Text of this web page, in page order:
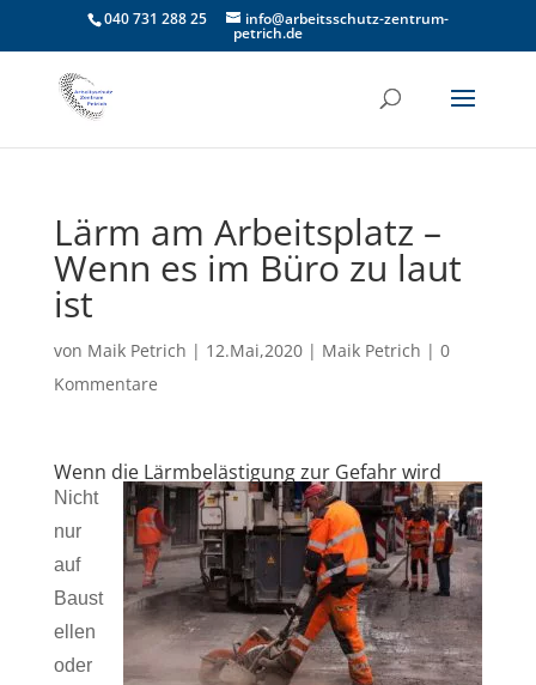
040 731 288 25 info@arbeitsschutz-zentrum-
petrich.de
Lärm am Arbeitsplatz –
Wenn es im Büro zu laut
ist
von Maik Petrich | 12.Mai,2020| Maik Petrich | 0
Kommentare
Wenn die Lärmbelästigung zur Gefahr wird
Nicht
nur
auf
Baust
ellen
oder